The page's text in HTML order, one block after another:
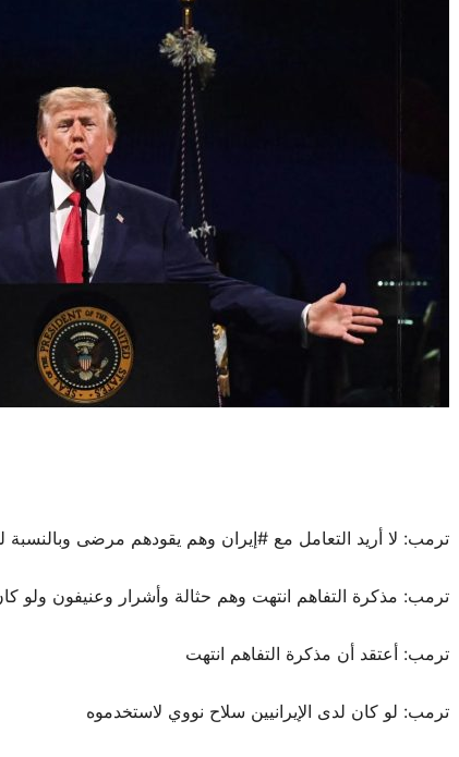
ترمب: لا أريد التعامل مع #إيران وهم يقودهم مرضى وبالنسبة
ترمب: مذكرة التفاهم انتهت وهم حثالة وأشرار وعنيفون ولو
ترمب: أعتقد أن مذكرة التفاهم انتهت
ترمب: لو كان لدى الإيرانيين سلاح نووي لاستخدموه